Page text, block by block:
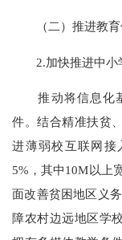
（二）推进教育
2.加快推进中小学
推动将信息化基
件。结合精准扶贫
进薄弱校互联网接
5%，其中10M以上
面改善贫困地区义
障农村边远地区学